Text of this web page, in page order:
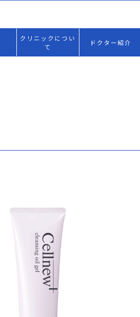
クリニックについ
て
ドクター紹介